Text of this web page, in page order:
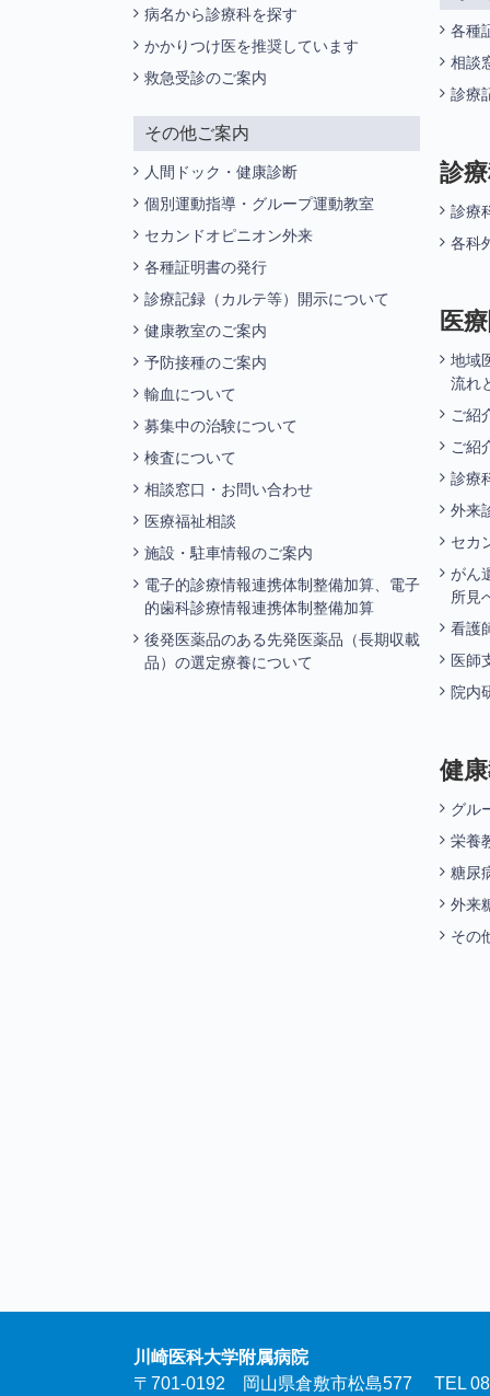
病名から診療科を探す
かかりつけ医を推奨しています
救急受診のご案内
その他ご案内
人間ドック・健康診断
個別運動指導・グループ運動教室
セカンドオピニオン外来
各種証明書の発行
診療記録（カルテ等）開示について
健康教室のご案内
予防接種のご案内
輸血について
募集中の治験について
検査について
相談窓口・お問い合わせ
医療福祉相談
施設・駐車情報のご案内
電子的診療情報連携体制整備加算、電子
的歯科診療情報連携体制整備加算
後発医薬品のある先発医薬品（長期収載
品）の選定療養について
各種
相談
診療
診
診療
各科
医
地域
流れ
ご紹
ご紹
診療
外来
セカ
がん
所見
看護
医師
院内
健
グル
栄養
糖尿
外来
その
川崎医科大学附属病院
〒701-0192 岡山県倉敷市松島577 TEL